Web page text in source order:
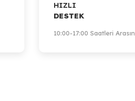
HIZLI
DESTEK
10:00-17:00 Saatleri